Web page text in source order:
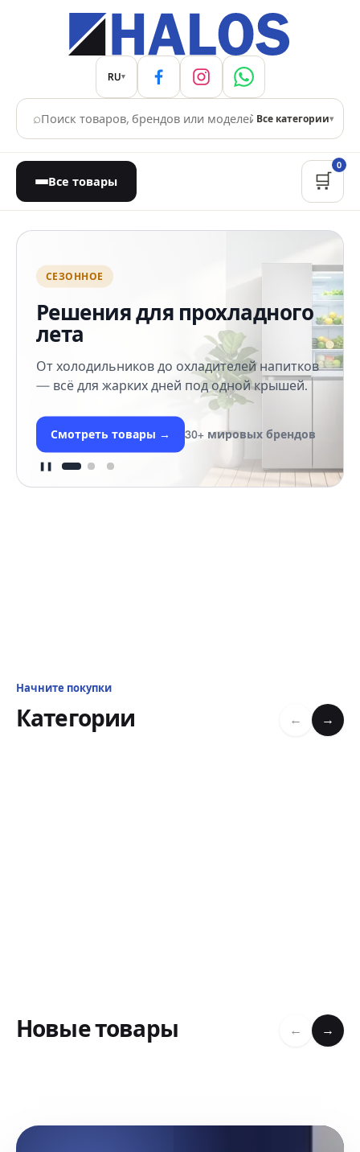
⌕ Все категории▾
RU▾
Все товары 🛒
0
Магазин бытовой
СЕЗОННОЕ
Решения для прохладного
лета
От холодильников до охладителей напитков
— всё для жарких дней под одной крышей.
Смотреть товары → 30+ мировых брендов
❚❚
Начните покупки
Категории ← →
Новые товары ← →